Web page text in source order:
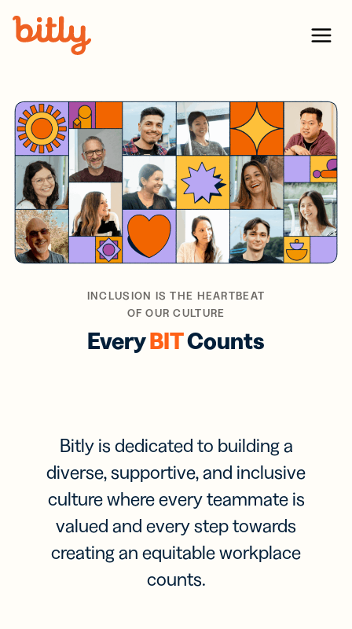
Menu
INCLUSION IS THE HEARTBEAT
OF OUR CULTURE
EveryBITCounts
Bitly is dedicated to building a
diverse, supportive, and inclusive
culture where every teammate is
valued and every step towards
creating an equitable workplace
counts.